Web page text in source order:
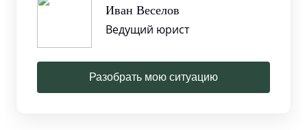
Иван Веселов
Ведущий юрист
Разобрать мою ситуацию